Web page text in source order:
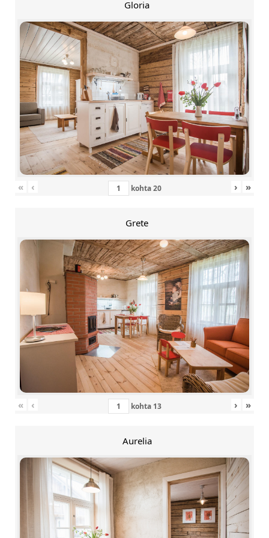
Gloria
« ‹ kohta20 › »
Grete
« ‹ kohta 13 › »
Aurelia